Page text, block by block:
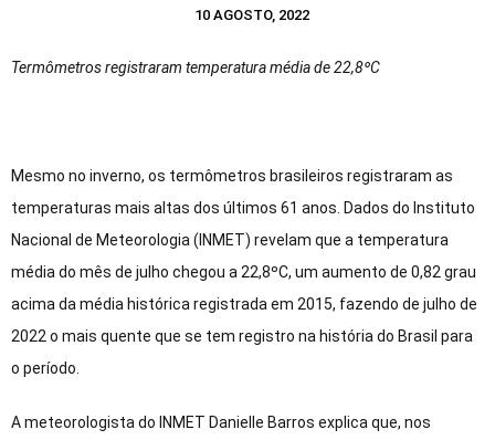
10 AGOSTO, 2022
Termômetros registraram temperatura média de 22,8ºC
Mesmo no inverno, os termômetros brasileiros registraram as
temperaturas mais altas dos últimos 61 anos. Dados do Instituto
Nacional de Meteorologia (INMET) revelam que a temperatura
média do mês de julho chegou a 22,8ºC, um aumento de 0,82 grau
acima da média histórica registrada em 2015, fazendo de julho de
2022 o mais quente que se tem registro na história do Brasil para
o período.
A meteorologista do INMET Danielle Barros explica que, nos